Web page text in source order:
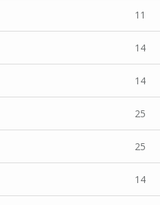
11
14
14
25
25
14